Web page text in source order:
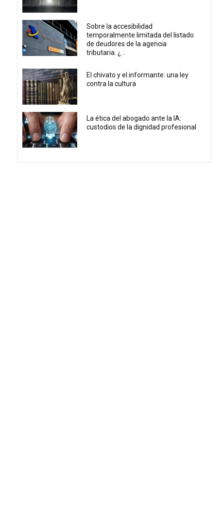
Sobre la accesibilidad
temporalmente limitada del listado
de deudores de la agencia
tributaria. ¿...
El chivato y el informante: una ley
contra la cultura
La ética del abogado ante la IA:
custodios de la dignidad profesional